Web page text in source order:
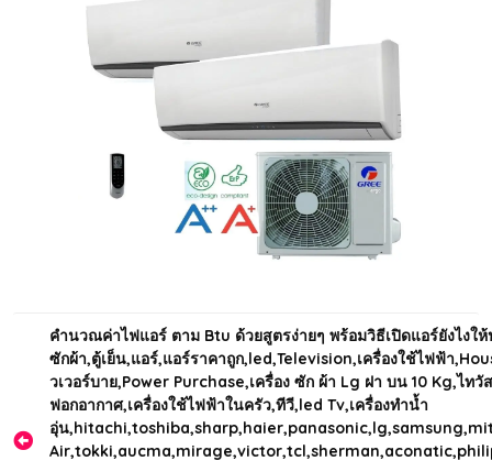
Post
navigation
คำนวณค่าไฟแอร์ ตาม Btu ด้วยสูตรง่ายๆ พร้อมวิธีเปิดแอร์ยังไง
ซักผ้า,ตู้เย็น,แอร์,แอร์ราคาถูก,led,Television,เครื่องใช้ไฟฟ้า
วเวอร์บาย,Power Purchase,เครื่อง ซัก ผ้า Lg ฝา บน 10 Kg,ไท
ฟอกอากาศ,เครื่องใช้ไฟฟ้าในครัว,ทีวี,led Tv,เครื่องทำน้ำ
อุ่น